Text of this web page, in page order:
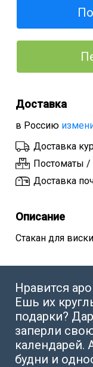
Доставка
в Россию
Доставка
Постоматы /
Доставка
Описание
Стакан для
Нравится
Ешь их
подарки?
заперли
календарей.
будни и